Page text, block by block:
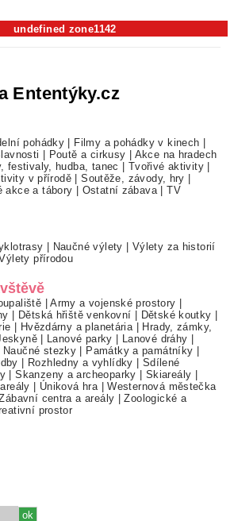
undefined zone1142
Ententýky.cz
pohádky Filmy a pohádky v kinech
Poutě a cirkusy
Akce na hradech
festivaly, hudba, tanec Tvořivé aktivity
v přírodě |Soutěže, závody, hry
akce a tábory Ostatní zábava|TV
Naučné výlety
Výlety za historií
přírodou
|Army a vojenské prostory
Dětská hřiště venkovní Dětské koutky
Hvězdárny a planetária|
Hrady, zámky,
| Lanové parky Lanové dráhy
Naučné stezky Památky a památníky
Rozhledny a vyhlídky
Sdílené
|Skanzeny a archeoparky Skiareály
Úniková hra|Westernová městečka
centra a areály |Zoologické a
prostor